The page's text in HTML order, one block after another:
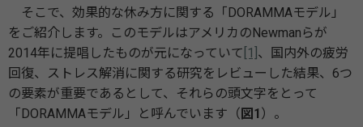
そこで、効果的な休み方に関する「DORAMMAモデル」
をご紹介します。このモデルはアメリカのNewmanらが
2014年に提唱したものが元になっていて [1] 、国内外の疲労
回復、ストレス解消に関する研究をレビューした結果、6つ
の要素が重要であるとして、それらの頭文字をとって
「DORAMMAモデル」と呼んでいます（ 図1 ）。